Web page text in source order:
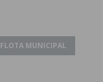
FLOTA MUNICIPAL